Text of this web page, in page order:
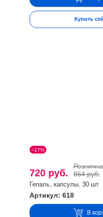
Купить
−17%
720 руб.
864 руб.
Гепаль, капсулы, 30 шт
Артикул: 618
В